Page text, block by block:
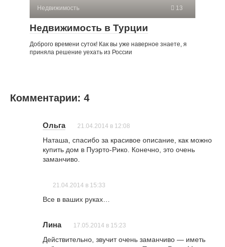
Недвижимость 13
Недвижимость в Турции
Доброго времени суток! Как вы уже наверное знаете, я
приняла решение уехать из России
Комментарии: 4
Ольга 21.04.2014 в 12:08
Наташа, спасибо за красивое описание, как можно
купить дом в Пуэрто-Рико. Конечно, это очень
заманчиво.
21.04.2014 в 15:33
Все в ваших руках…
Лина 17.05.2014 в 15:23
Действительно, звучит очень заманчиво — иметь